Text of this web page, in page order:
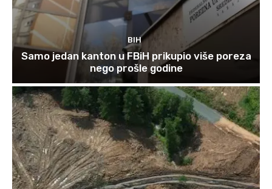
BIH
Samo jedan kanton u FBiH prikupio više poreza
nego prošle godine